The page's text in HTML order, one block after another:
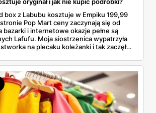
oryginał i jak nie kupić podróbki?
box z Labubu kosztuje w Empiku 199,99
Pop Mart ceny zaczynają się od
bazarki i internetowe okazje pełne są
Lafufu. Moja siostrzenica wypatrzyła
na plecaku koleżanki i tak zaczęło
poznać, że sprzedawca nie wciska nam
wszystko, czego się dowiedziałam —
wpadką, o której za chwilę.